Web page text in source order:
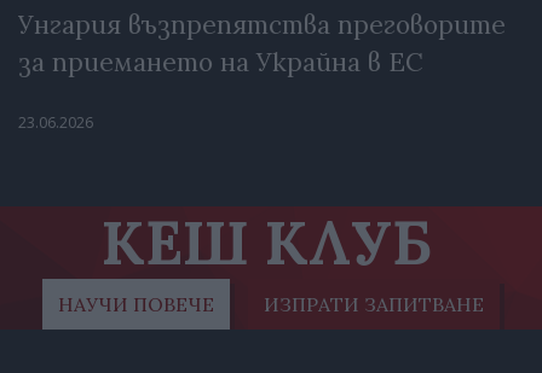
Унгария възпрепятства преговорите
за приемането на Украйна в ЕС
23.06.2026
КЕШ КЛУБ
НАУЧИ ПОВЕЧЕ ИЗПРАТИ ЗАПИТВАНЕ